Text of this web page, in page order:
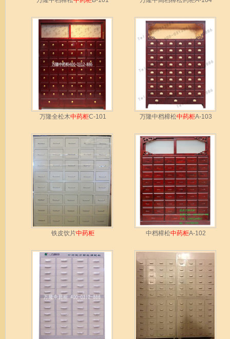
万隆全松木中药柜C-101 万隆中档樟松中药柜A-103
铁皮饮片中药柜 中档樟松中药柜A-102